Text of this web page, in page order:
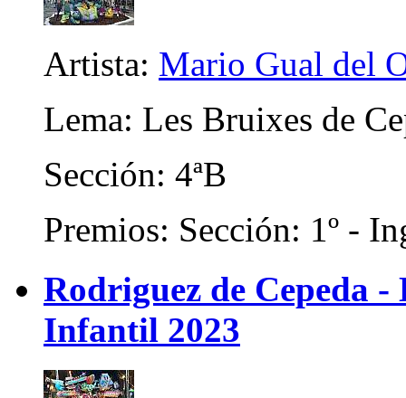
Artista: Mario Gual del
Lema: Les Bruixes de
Sección: 4ªB
Premios: Sección: 1º -
Rodriguez de Cepeda
Infantil 2023